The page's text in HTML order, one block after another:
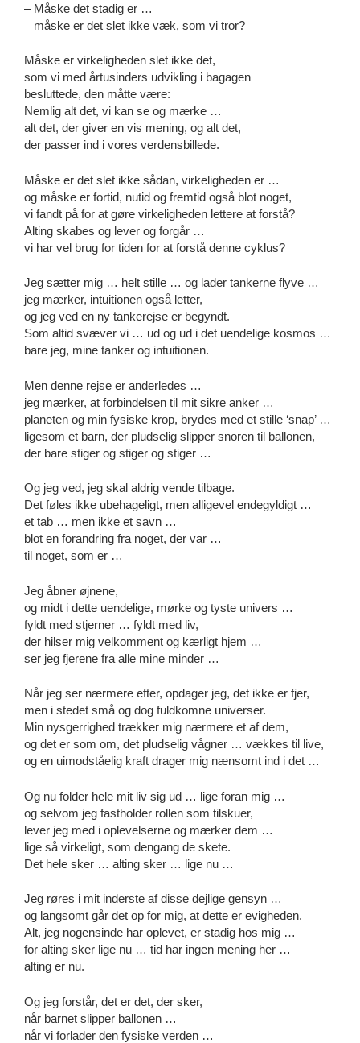
– Måske det stadig er …
måske er det slet ikke væk, som vi tror?
Måske er virkeligheden slet ikke det,
som vi med årtusinders udvikling i bagagen
besluttede, den måtte være:
Nemlig alt det, vi kan se og mærke …
alt det, der giver en vis mening, og alt det,
der passer ind i vores verdensbillede.
Måske er det slet ikke sådan, virkeligheden er …
og måske er fortid, nutid og fremtid også blot noget,
vi fandt på for at gøre virkeligheden lettere at forstå?
Alting skabes og lever og forgår …
vi har vel brug for tiden for at forstå denne cyklus?
Jeg sætter mig … helt stille … og lader tankerne flyve …
jeg mærker, intuitionen også letter,
og jeg ved en ny tankerejse er begyndt.
Som altid svæver vi … ud og ud i det uendelige kosmos …
bare jeg, mine tanker og intuitionen.
Men denne rejse er anderledes …
jeg mærker, at forbindelsen til mit sikre anker …
planeten og min fysiske krop, brydes med et stille ‘snap’ …
ligesom et barn, der pludselig slipper snoren til ballonen,
der bare stiger og stiger og stiger …
Og jeg ved, jeg skal aldrig vende tilbage.
Det føles ikke ubehageligt, men alligevel endegyldigt …
et tab … men ikke et savn …
blot en forandring fra noget, der var …
til noget, som er …
Jeg åbner øjnene,
og midt i dette uendelige, mørke og tyste univers …
fyldt med stjerner … fyldt med liv,
der hilser mig velkomment og kærligt hjem …
ser jeg fjerene fra alle mine minder …
Når jeg ser nærmere efter, opdager jeg, det ikke er fjer,
men i stedet små og dog fuldkomne universer.
Min nysgerrighed trækker mig nærmere et af dem,
og det er som om, det pludselig vågner … vækkes til live,
og en uimodståelig kraft drager mig nænsomt ind i det …
Og nu folder hele mit liv sig ud … lige foran mig …
og selvom jeg fastholder rollen som tilskuer,
lever jeg med i oplevelserne og mærker dem …
lige så virkeligt, som dengang de skete.
Det hele sker … alting sker … lige nu …
Jeg røres i mit inderste af disse dejlige gensyn …
og langsomt går det op for mig, at dette er evigheden.
Alt, jeg nogensinde har oplevet, er stadig hos mig …
for alting sker lige nu … tid har ingen mening her …
alting er nu.
Og jeg forstår, det er det, der sker,
når barnet slipper ballonen …
når vi forlader den fysiske verden …